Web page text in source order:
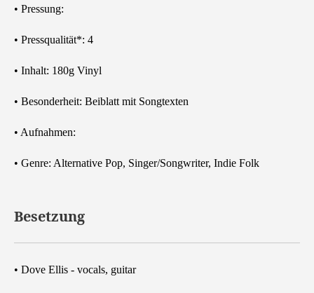
• Pressung:
• Pressqualität*: 4
• Inhalt: 180g Vinyl
• Besonderheit: Beiblatt mit Songtexten
• Aufnahmen:
• Genre: Alternative Pop, Singer/Songwriter, Indie Folk
Besetzung
• Dove Ellis - vocals, guitar